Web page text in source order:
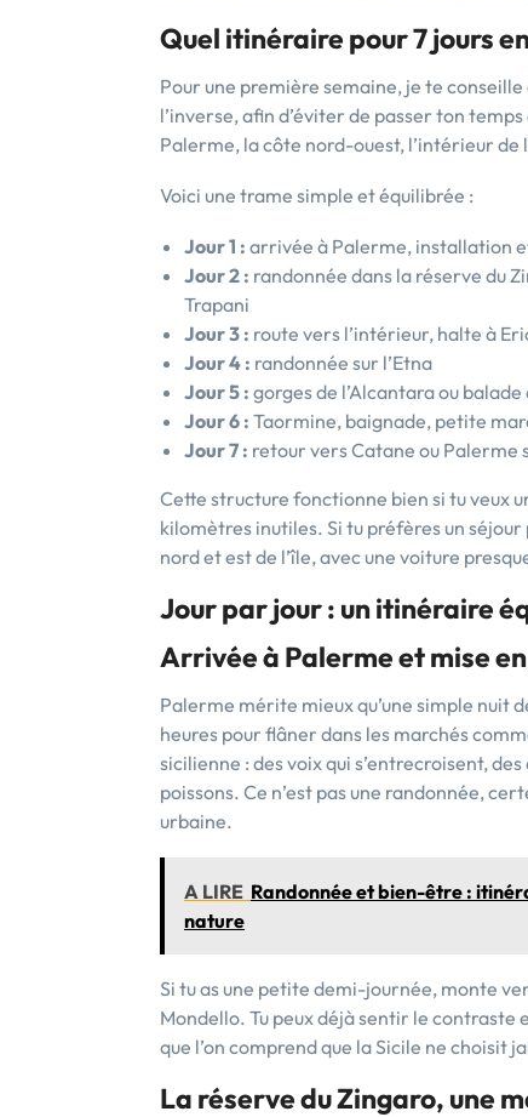
Quel itinéraire pour 7 jours
Pour une première semaine, je te
l’inverse, afin d’éviter de passer ton
Palerme, la côte nord-ouest, l’intérieur de
Voici une trame simple et équilibrée :
Jour 1 : arrivée à Palerme, installation
Jour 2 : randonnée dans la réserve du
Trapani
Jour 3 : route vers l’intérieur, halte à
Jour 4 : randonnée sur l’Etna
Jour 5 : gorges de l’Alcantara ou balade
Jour 6 : Taormine, baignade, petite
Jour 7 : retour vers Catane ou Palerme
Cette structure fonctionne bien si tu veux
kilomètres inutiles. Si tu préfères un
nord et est de l’île, avec une voiture
Jour par jour : un itinéraire
Arrivée à Palerme et mise
Palerme mérite mieux qu’une simple nuit
heures pour flâner dans les marchés
sicilienne : des voix qui s’entrecroisent,
poissons. Ce n’est pas une randonnée,
urbaine.
A LIRE Randonnée et bien-être :
nature
Si tu as une petite demi-journée, monte
Mondello. Tu peux déjà sentir le contraste
que l’on comprend que la Sicile ne choisit
La réserve du Zingaro, une